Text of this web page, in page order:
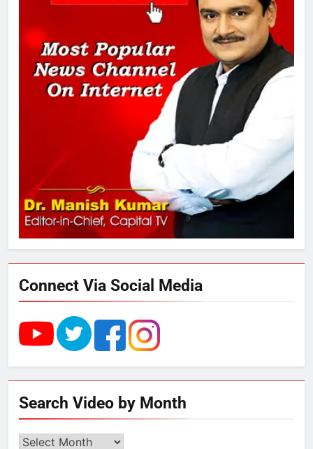
SRN अस्पताल का नाम अमर शहीद ठाकुर
रोशन सिंह के नाम पर करने की मांग तेज
अमर शहीद ठाकुर रोशन सिंह के नाम पर
स्वरूप रानी नेहरू चिकित्सालय का
नामकरण करने की मांग को लेकर
अनिश्चितकालीन धरना शुरू
3
289 एकड़ भूमि पर विकसित होगा कार्बन-
फ्री डेटा सेंटर, हजारों उच्च-कुशल
रोजगार सृजन की संभावना
UP में ग्रामीण बिजली आपूर्ति से कृषि,
डेयरी, कुटीर उद्योग और स्वरोजगार को
राम की नगरी अयोध्या में आने वाले भक्तों
का स्वागत करेगा लक्ष्मण द्वार
Connect Via Social Media
Search Video by Month
Search